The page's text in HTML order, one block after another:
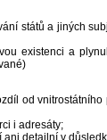
států a jiných
existenci a
od vnitrostátního
i adresáty;
detailní v